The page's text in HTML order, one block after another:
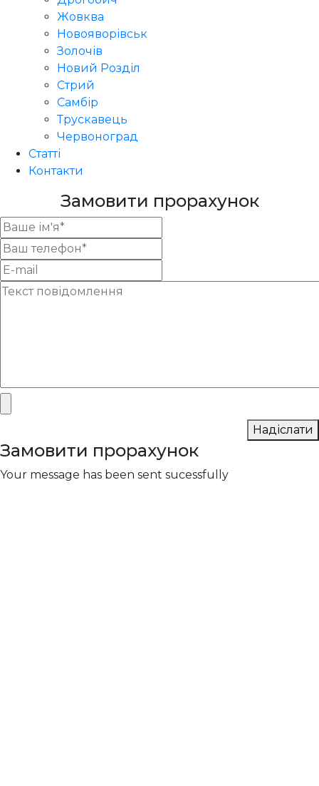
Жовква
Новояворівськ
Золочів
Новий Розділ
Стрий
Самбір
Трускавець
Червоноград
Статті
Контакти
Замовити прорахунок
Надіслати
Замовити прорахунок
Your message has been sent sucessfully